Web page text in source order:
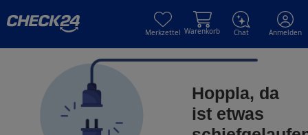
Merkzettel Warenkorb Chat Anmelden
Hoppla, da
ist etwas